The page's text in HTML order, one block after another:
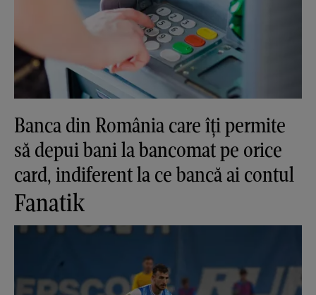
Banca din România care îți permite
să depui bani la bancomat pe orice
card, indiferent la ce bancă ai contul
Fanatik